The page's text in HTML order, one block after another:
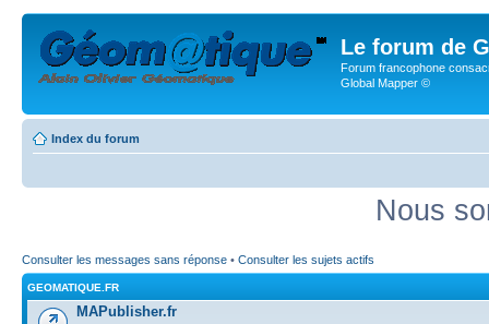
Le forum de
Forum francophone
Global Mapper ©
Index du forum
Nous
Consulter les messages sans réponse • Consulter les sujets actifs
GEOMATIQUE.FR
MAPublisher.fr